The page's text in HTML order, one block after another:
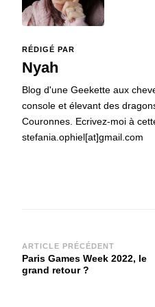
RÉDIGÉ PAR
Nyah
Blog d'une Geekette aux
console et élevant des
Couronnes. Ecrivez-moi à
stefania.ophiel[at]gmail.com
Navigation
d'article
ARTICLE PRÉCÉDENT
Paris Games Week 2022, le
grand retour ?